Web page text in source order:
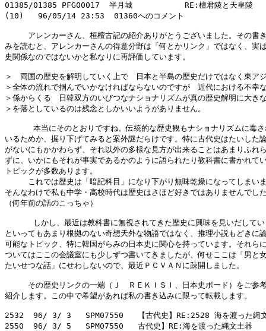
01385/01385 PFG00017  半月城           RE:檀君陵と天皇陵
(10)   96/05/14 23:53  01360へのコメント
アレンカーさん、桓檀古記の紹介ありがとうございました。その書
みを読むと、アレンカーさんの得意分野は「何とかリンク」ではなく、実
史関係なのではないかと私なりに再評価しています。
＞　両国の歴史を解明していく上で　日本と半島の歴史だけではなく東ア
＞全体の流れで掴んでいかなければならないのですが　近代における不幸
＞係からくる　日韓双方のいびつなナショナリズムが真の歴史解明に大き
＞を落としているのは残念としかいいようがありません。
本当にそのとおりですね。伝統的な歴史観もナショナリズムに毒
いるためか、掘り下げてみると案外謎だらけです。特に古代史はたいした
がないにもかかわらず、それ以外の多様な見方が出来ることはあまりふれ
ずに、いかにもそれが事実であるかのように語られたり教科書に書かれて
トピックが多数あります。
これでは歴史は「暗記科目」になり下がり無味乾燥になってしまい
そんなわけで私も中学・高校時代は歴史はさほど好きではありませんでし
（何年前の話のこっちゃ）
しかし、最近は教科書に無視されてきた歴史に興味を見いだして
といってもあまり根拠のない奇想天外な物語ではなく、推理小説もどきに
可能なトピック、特に韓国がらみの日本史に関心を持っています。それら
ついてはここの会議室にも少しずつ書いてきましたが、何せここは「男と
たいせつな話」にせわしないので、最近ＰＣＶＡＮに疎開しました。
その歴史リンクの一端（Ｊ　ＲＥＫＩＳＩ、日本史ボード）をご参
紹介します。この中で希望があれば私の書き込みに限って転載します。
2532  96/ 3/ 3   SPM07550   【古代史】RE:2528 海を渡った縄文
2550  96/ 3/ 5   SPM07550   古代史】RE:海を渡った縄文土器